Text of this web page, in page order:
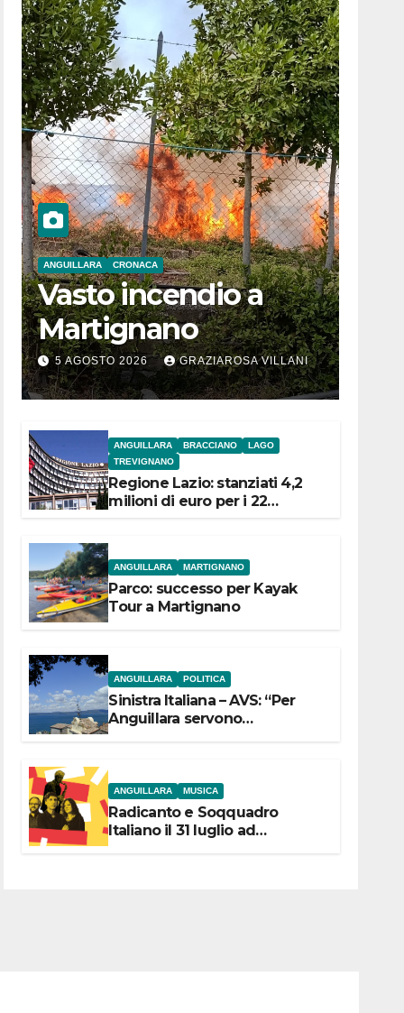
ANGUILLARA CRONACA
Vasto incendio a
Martignano
5 AGOSTO 2026 GRAZIAROSA VILLANI
ANGUILLARA BRACCIANO
LAGO
TREVIGNANO
Regione Lazio: stanziati 4,2
milioni di euro per i 22
ANGUILLARA MARTIGNANO
Parco: successo per Kayak
Tour a Martignano
ANGUILLARA POLITICA
Sinistra Italiana – AVS: “Per
Anguillara servono
ANGUILLARA MUSICA
Radicanto e Soqquadro
Italiano il 31 luglio ad